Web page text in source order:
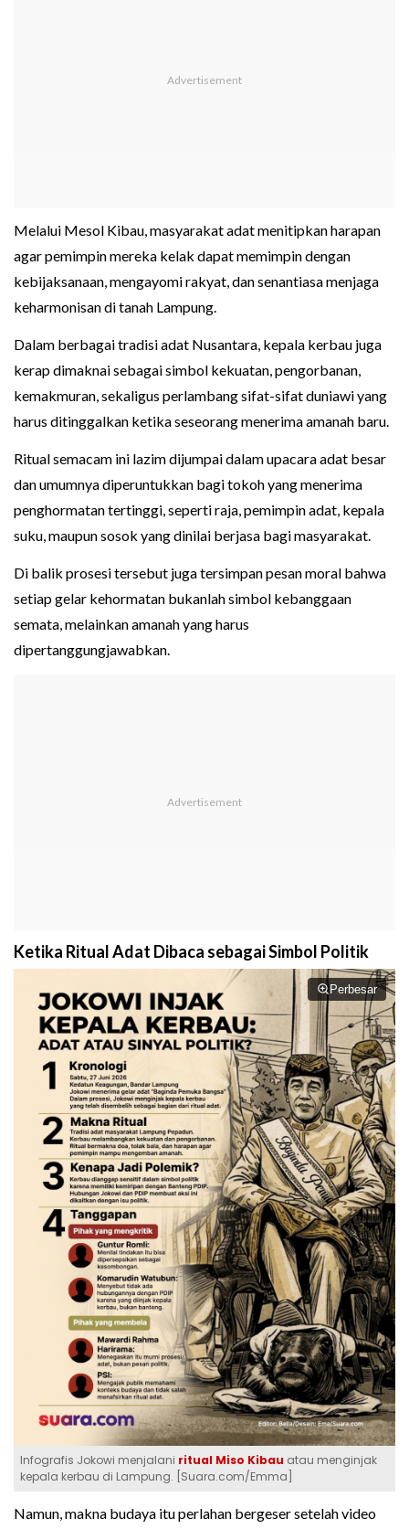
Melalui Mesol Kibau, masyarakat adat menitipkan harapan
agar pemimpin mereka kelak dapat memimpin dengan
kebijaksanaan, mengayomi rakyat, dan senantiasa menjaga
keharmonisan di tanah Lampung.
Dalam berbagai tradisi adat Nusantara, kepala kerbau juga
kerap dimaknai sebagai simbol kekuatan, pengorbanan,
kemakmuran, sekaligus perlambang sifat-sifat duniawi yang
harus ditinggalkan ketika seseorang menerima amanah baru.
Ritual semacam ini lazim dijumpai dalam upacara adat besar
dan umumnya diperuntukkan bagi tokoh yang menerima
penghormatan tertinggi, seperti raja, pemimpin adat, kepala
suku, maupun sosok yang dinilai berjasa bagi masyarakat.
Di balik prosesi tersebut juga tersimpan pesan moral bahwa
setiap gelar kehormatan bukanlah simbol kebanggaan
semata, melainkan amanah yang harus
dipertanggungjawabkan.
Ketika Ritual Adat Dibaca sebagai Simbol Politik
Perbesar
Infografis Jokowi menjalani ritual Miso Kibau atau menginjak
kepala kerbau di Lampung. [Suara.com/Emma]
Namun, makna budaya itu perlahan bergeser setelah video